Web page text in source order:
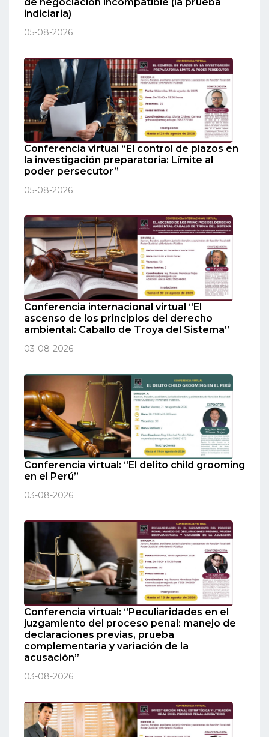
indiciaria)
05-08-2026
Conferencia virtual “El control de plazos en
la investigación preparatoria: Límite al
poder persecutor”
05-08-2026
Conferencia internacional virtual “El
ascenso de los principios del derecho
ambiental: Caballo de Troya del Sistema”
03-08-2026
Conferencia virtual: “El delito child grooming
en el Perú”
03-08-2026
Conferencia virtual: “Peculiaridades en el
juzgamiento del proceso penal: manejo de
declaraciones previas, prueba
complementaria y variación de la
acusación”
03-08-2026